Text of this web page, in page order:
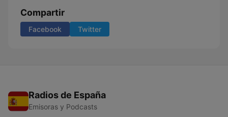
Compartir
Facebook Twitter
Radios de España
Emisoras y Podcasts